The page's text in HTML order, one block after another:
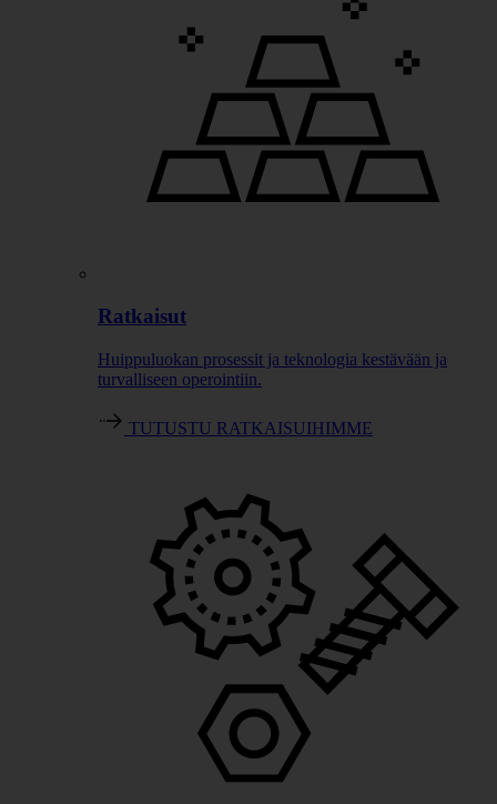
Ratkaisut
Huippuluokan prosessit ja teknologia kestävään ja
turvalliseen operointiin.
TUTUSTU RATKAISUIHIMME